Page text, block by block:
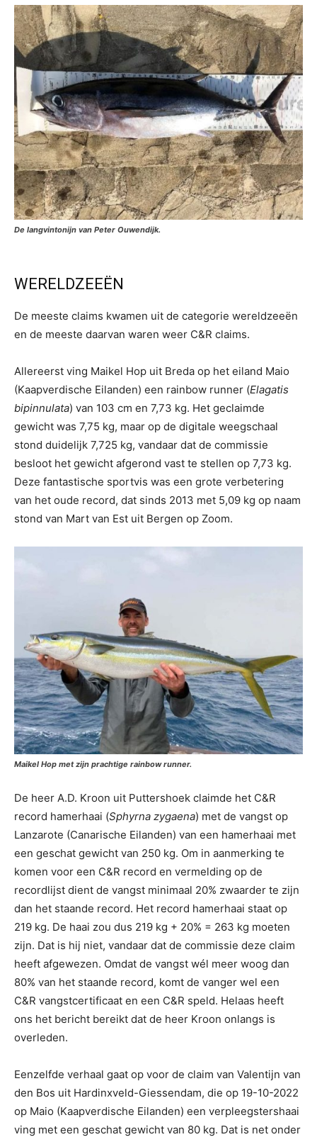
De langvintonijn van Peter Ouwendijk.
WERELDZEEËN
De meeste claims kwamen uit de categorie wereldzeeën
en de meeste daarvan waren weer C&R claims.
Allereerst ving Maikel Hop uit Breda op het eiland Maio
(Kaapverdische Eilanden) een rainbow runner (Elagatis
bipinnulata) van 103 cm en 7,73 kg. Het geclaimde
gewicht was 7,75 kg, maar op de digitale weegschaal
stond duidelijk 7,725 kg, vandaar dat de commissie
besloot het gewicht afgerond vast te stellen op 7,73 kg.
Deze fantastische sportvis was een grote verbetering
van het oude record, dat sinds 2013 met 5,09 kg op naam
stond van Mart van Est uit Bergen op Zoom.
Maikel Hop met zijn prachtige rainbow runner.
De heer A.D. Kroon uit Puttershoek claimde het C&R
record hamerhaai (Sphyrna zygaena) met de vangst op
Lanzarote (Canarische Eilanden) van een hamerhaai met
een geschat gewicht van 250 kg. Om in aanmerking te
komen voor een C&R record en vermelding op de
recordlijst dient de vangst minimaal 20% zwaarder te zijn
dan het staande record. Het record hamerhaai staat op
219 kg. De haai zou dus 219 kg + 20% = 263 kg moeten
zijn. Dat is hij niet, vandaar dat de commissie deze claim
heeft afgewezen. Omdat de vangst wél meer woog dan
80% van het staande record, komt de vanger wel een
C&R vangstcertificaat en een C&R speld. Helaas heeft
ons het bericht bereikt dat de heer Kroon onlangs is
overleden.
Eenzelfde verhaal gaat op voor de claim van Valentijn van
den Bos uit Hardinxveld-Giessendam, die op 19-10-2022
op Maio (Kaapverdische Eilanden) een verpleegstershaai
ving met een geschat gewicht van 80 kg. Dat is net onder